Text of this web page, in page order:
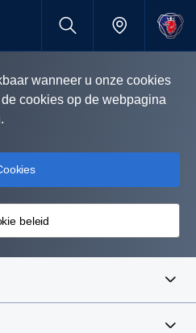
wanneer u onze cookies
cookies op de webpagina
beleid